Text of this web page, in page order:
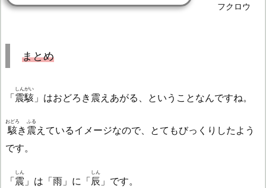
フクロウ
まとめ
「震駭
しんがい
」はおどろき震えあがる、ということなんですね。
駭
おどろ
き 震
ふる
えているイメージなので、とてもびっくりしたよう
です。
「震
しん
」は「雨」に「辰
しん
」です。